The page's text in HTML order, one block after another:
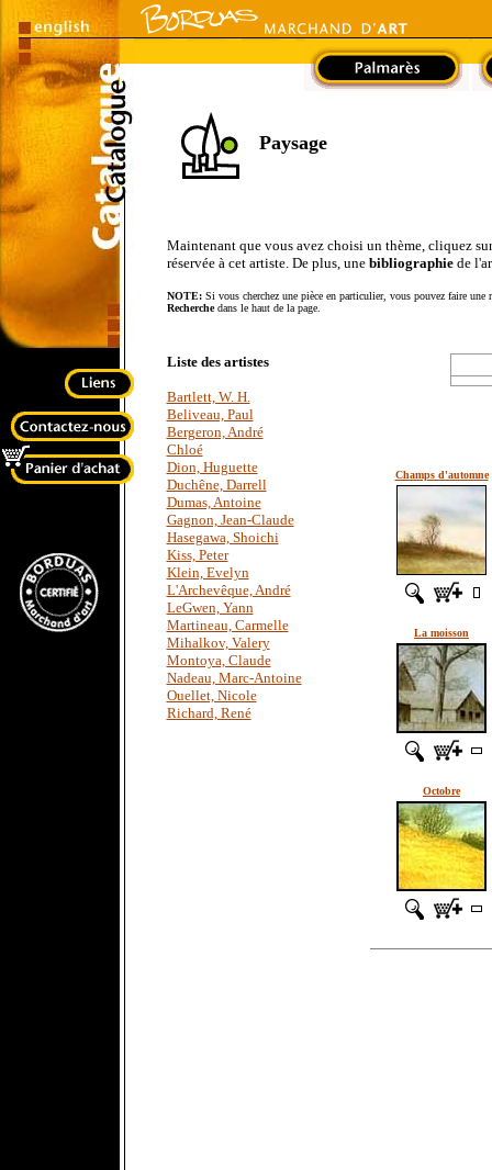
Paysage
Maintenant que vous avez choisi un thème, cliquez
réservée à cet artiste. De plus, une bibliographiede
NOTE:Si vous cherchez une pièce en particulier, vous pouvez faire une
Recherchedans le haut de la page.
Liste des artistes
Bartlett, W. H.
Beliveau, Paul
Bergeron, André
Chloé
Dion, Huguette
Duchêne, Darrell
Dumas, Antoine
Gagnon, Jean-Claude
Hasegawa, Shoichi
Kiss, Peter
Klein, Evelyn
L'Archevêque, André
LeGwen, Yann
Martineau, Carmelle
Mihalkov, Valery
Montoya, Claude
Nadeau, Marc-Antoine
Ouellet, Nicole
Richard, René
Champs d'automne
La moisson
Octobre